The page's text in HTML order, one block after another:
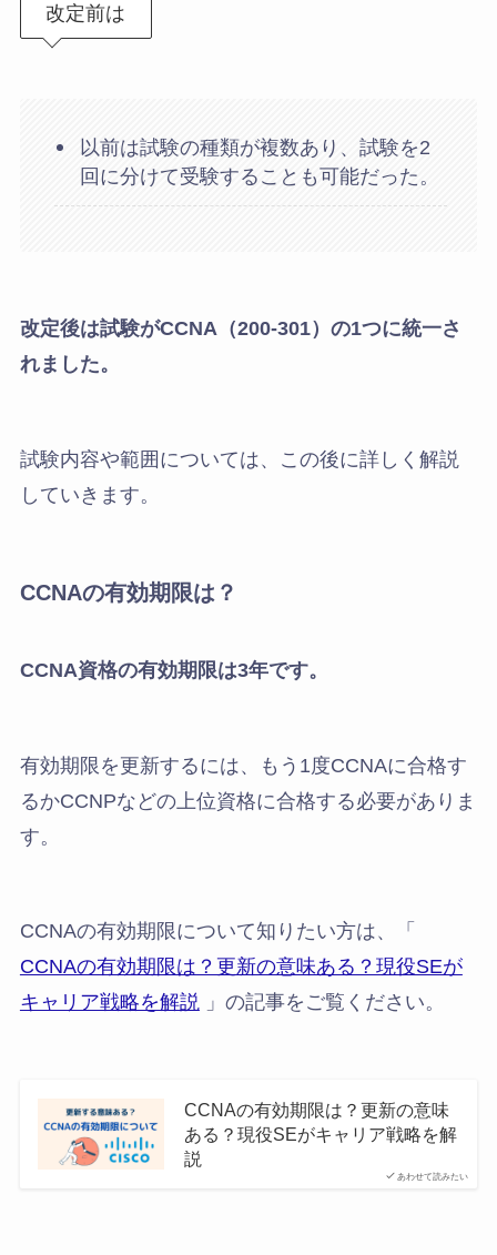
改定前は
以前は試験の種類が複数あり、試験を2
回に分けて受験することも可能だった。
改定後は試験がCCNA（200-301）の1つに統一さ
れました。
試験内容や範囲については、この後に詳しく解説
していきます。
CCNAの有効期限は？
CCNA資格の有効期限は3年です。
有効期限を更新するには、もう1度CCNAに合格す
るかCCNPなどの上位資格に合格する必要がありま
す。
CCNAの有効期限について知りたい方は、「
CCNAの有効期限は？更新の意味ある？現役SEが
キャリア戦略を解説」の記事をご覧ください。
あわせて読みたい
CCNAの有効期限は？更新の意味
ある？現役SEがキャリア戦略を解
説